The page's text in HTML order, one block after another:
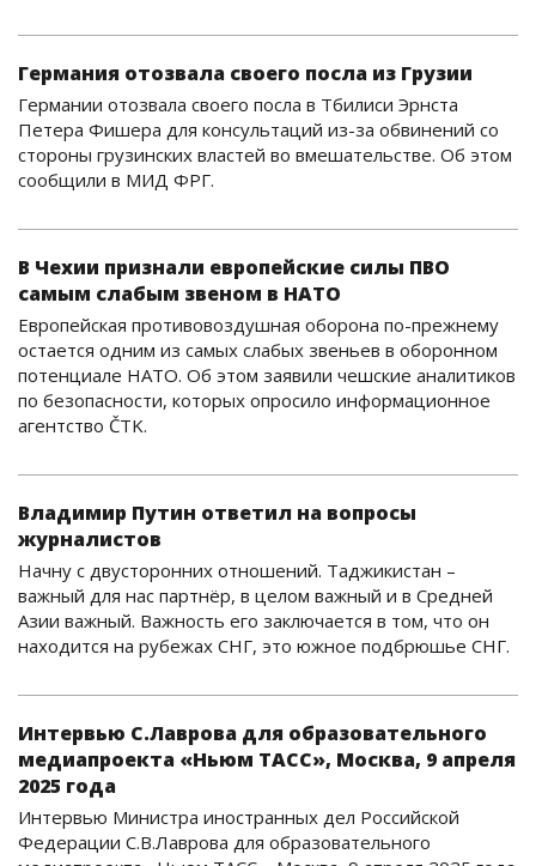
Германия отозвала своего посла из Грузии
Германии отозвала своего посла в Тбилиси Эрнста
Петера Фишера для консультаций из-за обвинений со
стороны грузинских властей во вмешательстве. Об этом
сообщили в МИД ФРГ.
В Чехии признали европейские силы ПВО
самым слабым звеном в НАТО
Европейская противовоздушная оборона по-прежнему
остается одним из самых слабых звеньев в оборонном
потенциале НАТО. Об этом заявили чешские аналитиков
по безопасности, которых опросило информационное
агентство ČTK.
Владимир Путин ответил на вопросы
журналистов
Начну с двусторонних отношений. Таджикистан –
важный для нас партнёр, в целом важный и в Средней
Азии важный. Важность его заключается в том, что он
находится на рубежах СНГ, это южное подбрюшье СНГ.
Интервью С.Лаврова для образовательного
медиапроекта «Ньюм ТАСС», Москва, 9 апреля
2025 года
Интервью Министра иностранных дел Российской
Федерации С.В.Лаврова для образовательного